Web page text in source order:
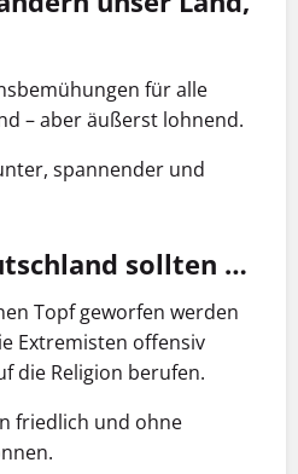
für alle
– aber äußerst lohnend.
spannender und
sollten …
Topf geworfen werden
Extremisten offensiv
die Religion berufen.
friedlich und ohne